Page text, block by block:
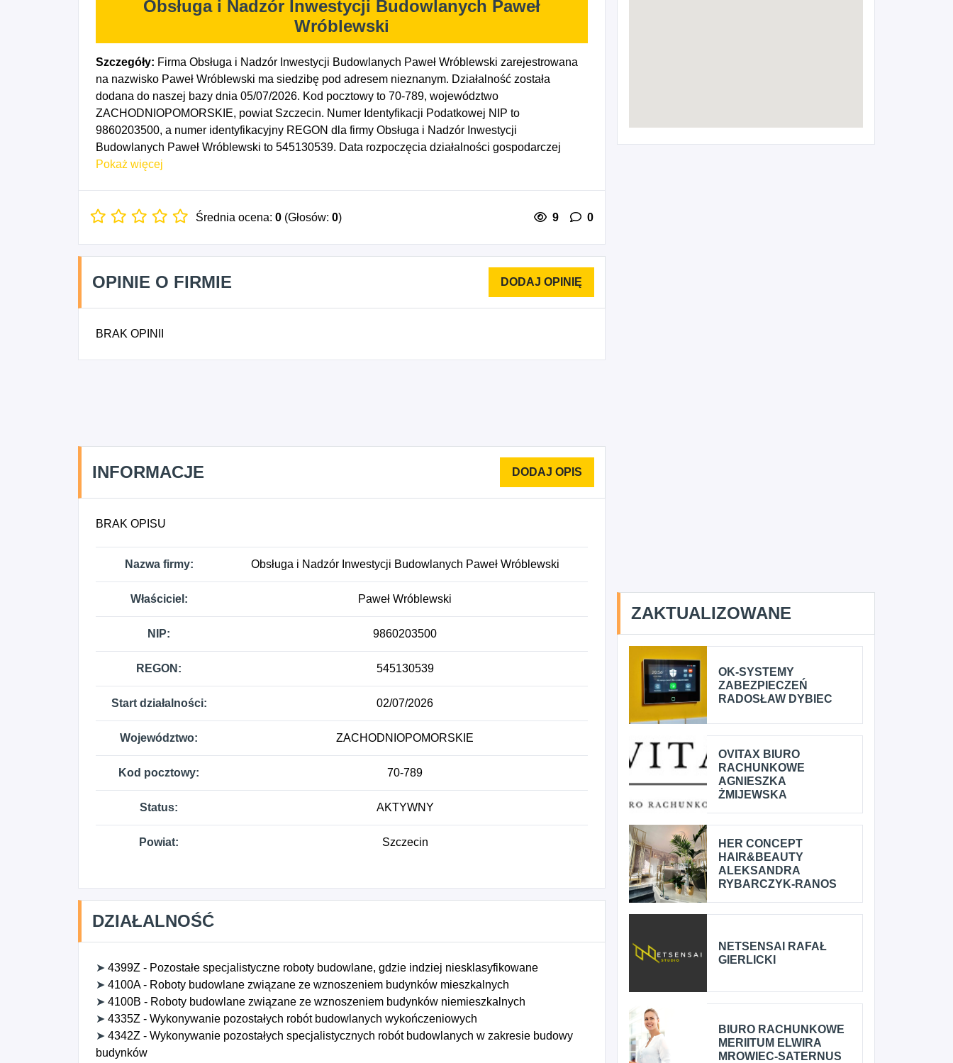
Obsługa i Nadzór Inwestycji Budowlanych Paweł
Wróblewski
Szczegóły: Firma Obsługa i Nadzór Inwestycji Budowlanych Paweł Wróblewski zarejestrowana
na nazwisko Paweł Wróblewski ma siedzibę pod adresem nieznanym. Działalność została
dodana do naszej bazy dnia 05/07/2026. Kod pocztowy to 70-789, województwo
ZACHODNIOPOMORSKIE, powiat Szczecin. Numer Identyfikacji Podatkowej NIP to
9860203500, a numer identyfikacyjny REGON dla firmy Obsługa i Nadzór Inwestycji
Budowlanych Paweł Wróblewski to 545130539. Data rozpoczęcia działalności gospodarczej
przypada na dzień 02/07/2026. Wybrane kody PKD to: 4399Z - Pozostałe specjalistyczne roboty
budynków niemieszkalnych, 4335Z - Wykonywanie pozostałych robót budowlanych
wznoszeniem budynków mieszkalnych, 7112B - Pozostała działalność w zakresie inżynierii i
związane z nią doradztwo techniczne.
Pokaż więcej
Średnia ocena: 0 (Głosów: 0) 9 0
OPINIE O FIRMIE
BRAK OPINII
INFORMACJE
BRAK OPISU
Nazwa firmy: Obsługa i Nadzór Inwestycji Budowlanych Paweł Wróblewski
Właściciel: Paweł Wróblewski
NIP: 9860203500
REGON: 545130539
Start działalności: 02/07/2026
Województwo: ZACHODNIOPOMORSKIE
Kod pocztowy: 70-789
Status: AKTYWNY
Powiat: Szczecin
DZIAŁALNOŚĆ
➤ 4399Z - Pozostałe specjalistyczne roboty budowlane, gdzie indziej niesklasyfikowane
➤ 4100A - Roboty budowlane związane ze wznoszeniem budynków mieszkalnych
➤ 4100B - Roboty budowlane związane ze wznoszeniem budynków niemieszkalnych
➤ 4335Z - Wykonywanie pozostałych robót budowlanych wykończeniowych
➤ 4342Z - Wykonywanie pozostałych specjalistycznych robót budowlanych w zakresie budowy
budynków
ZAKTUALIZOWANE
OK-SYSTEMY
ZABEZPIECZEŃ
RADOSŁAW DYBIEC
OVITAX BIURO
RACHUNKOWE
AGNIESZKA
ŻMIJEWSKA
HER CONCEPT
HAIR&BEAUTY
ALEKSANDRA
RYBARCZYK-RANOS
NETSENSAI RAFAŁ
GIERLICKI
BIURO RACHUNKOWE
MERIITUM ELWIRA
MROWIEC-SATERNUS